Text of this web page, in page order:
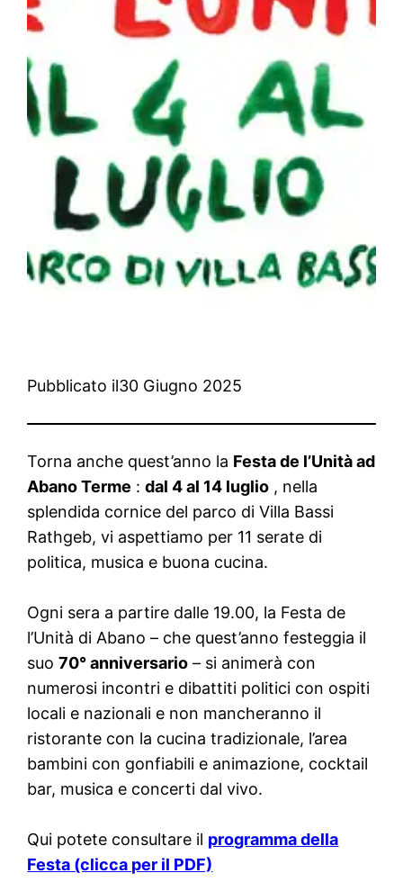
Pubblicato il30 Giugno 2025
Torna anche quest’anno la Festa de l’Unità ad
Abano Terme :dal 4 al 14 luglio , nella
splendida cornice del parco di Villa Bassi
Rathgeb, vi aspettiamo per 11 serate di
politica, musica e buona cucina.
Ogni sera a partire dalle 19.00, la Festa de
l’Unità di Abano – che quest’anno festeggia il
suo70° anniversario – si animerà con
numerosi incontri e dibattiti politici con ospiti
locali e nazionali e non mancheranno il
ristorante con la cucina tradizionale, l’area
bambini con gonfiabili e animazione, cocktail
bar, musica e concerti dal vivo.
Qui potete consultare il programma della
Festa (clicca per il PDF)